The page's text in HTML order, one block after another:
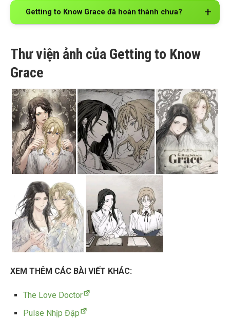
Getting to Know Grace đã hoàn thành chưa?
Thư viện ảnh của Getting to Know
Grace
XEM THÊM CÁC BÀI VIẾT KHÁC:
The Love Doctor
Pulse Nhịp Đập